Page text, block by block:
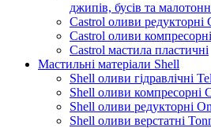
джипів, бусів та
Castrol оливи редукторні
Castrol оливи
Castrol мастила пластичні
Мастильні матеріали Shell
Shell оливи гідравлічні
Shell оливи компресорні
Shell оливи редукторні
Shell оливи верстатні